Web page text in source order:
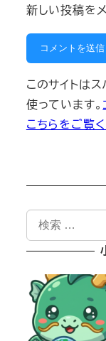
新しい投稿を
このサイトは
使っています。
こちらをご覧
索